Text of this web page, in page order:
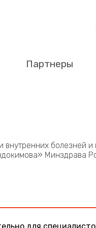
Партнеры
внутренних болезней
Минздрава